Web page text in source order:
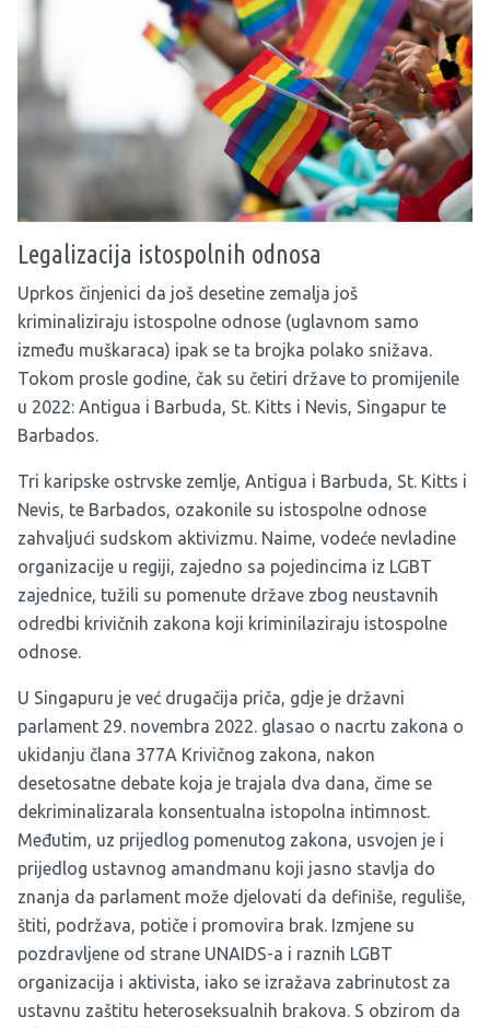
Legalizacija istospolnih odnosa
Uprkos činjenici da još desetine zemalja još
kriminaliziraju istospolne odnose (uglavnom samo
između muškaraca) ipak se ta brojka polako snižava.
Tokom prosle godine, čak su četiri države to promijenile
u 2022: Antigua i Barbuda, St. Kitts i Nevis, Singapur te
Barbados.
Tri karipske ostrvske zemlje, Antigua i Barbuda, St. Kitts i
Nevis, te Barbados, ozakonile su istospolne odnose
zahvaljući sudskom aktivizmu. Naime, vodeće nevladine
organizacije u regiji, zajedno sa pojedincima iz LGBT
zajednice, tužili su pomenute države zbog neustavnih
odredbi krivičnih zakona koji kriminilaziraju istospolne
odnose.
U Singapuru je već drugačija priča, gdje je državni
parlament 29. novembra 2022. glasao o nacrtu zakona o
ukidanju člana 377A Krivičnog zakona, nakon
desetosatne debate koja je trajala dva dana, čime se
dekriminalizarala konsentualna istopolna intimnost.
Međutim, uz prijedlog pomenutog zakona, usvojen je i
prijedlog ustavnog amandmanu koji jasno stavlja do
znanja da parlament može djelovati da definiše, reguliše,
štiti, podržava, potiče i promovira brak. Izmjene su
pozdravljene od strane UNAIDS-a i raznih LGBT
organizacija i aktivista, iako se izražava zabrinutost za
ustavnu zaštitu heteroseksualnih brakova. S obzirom da